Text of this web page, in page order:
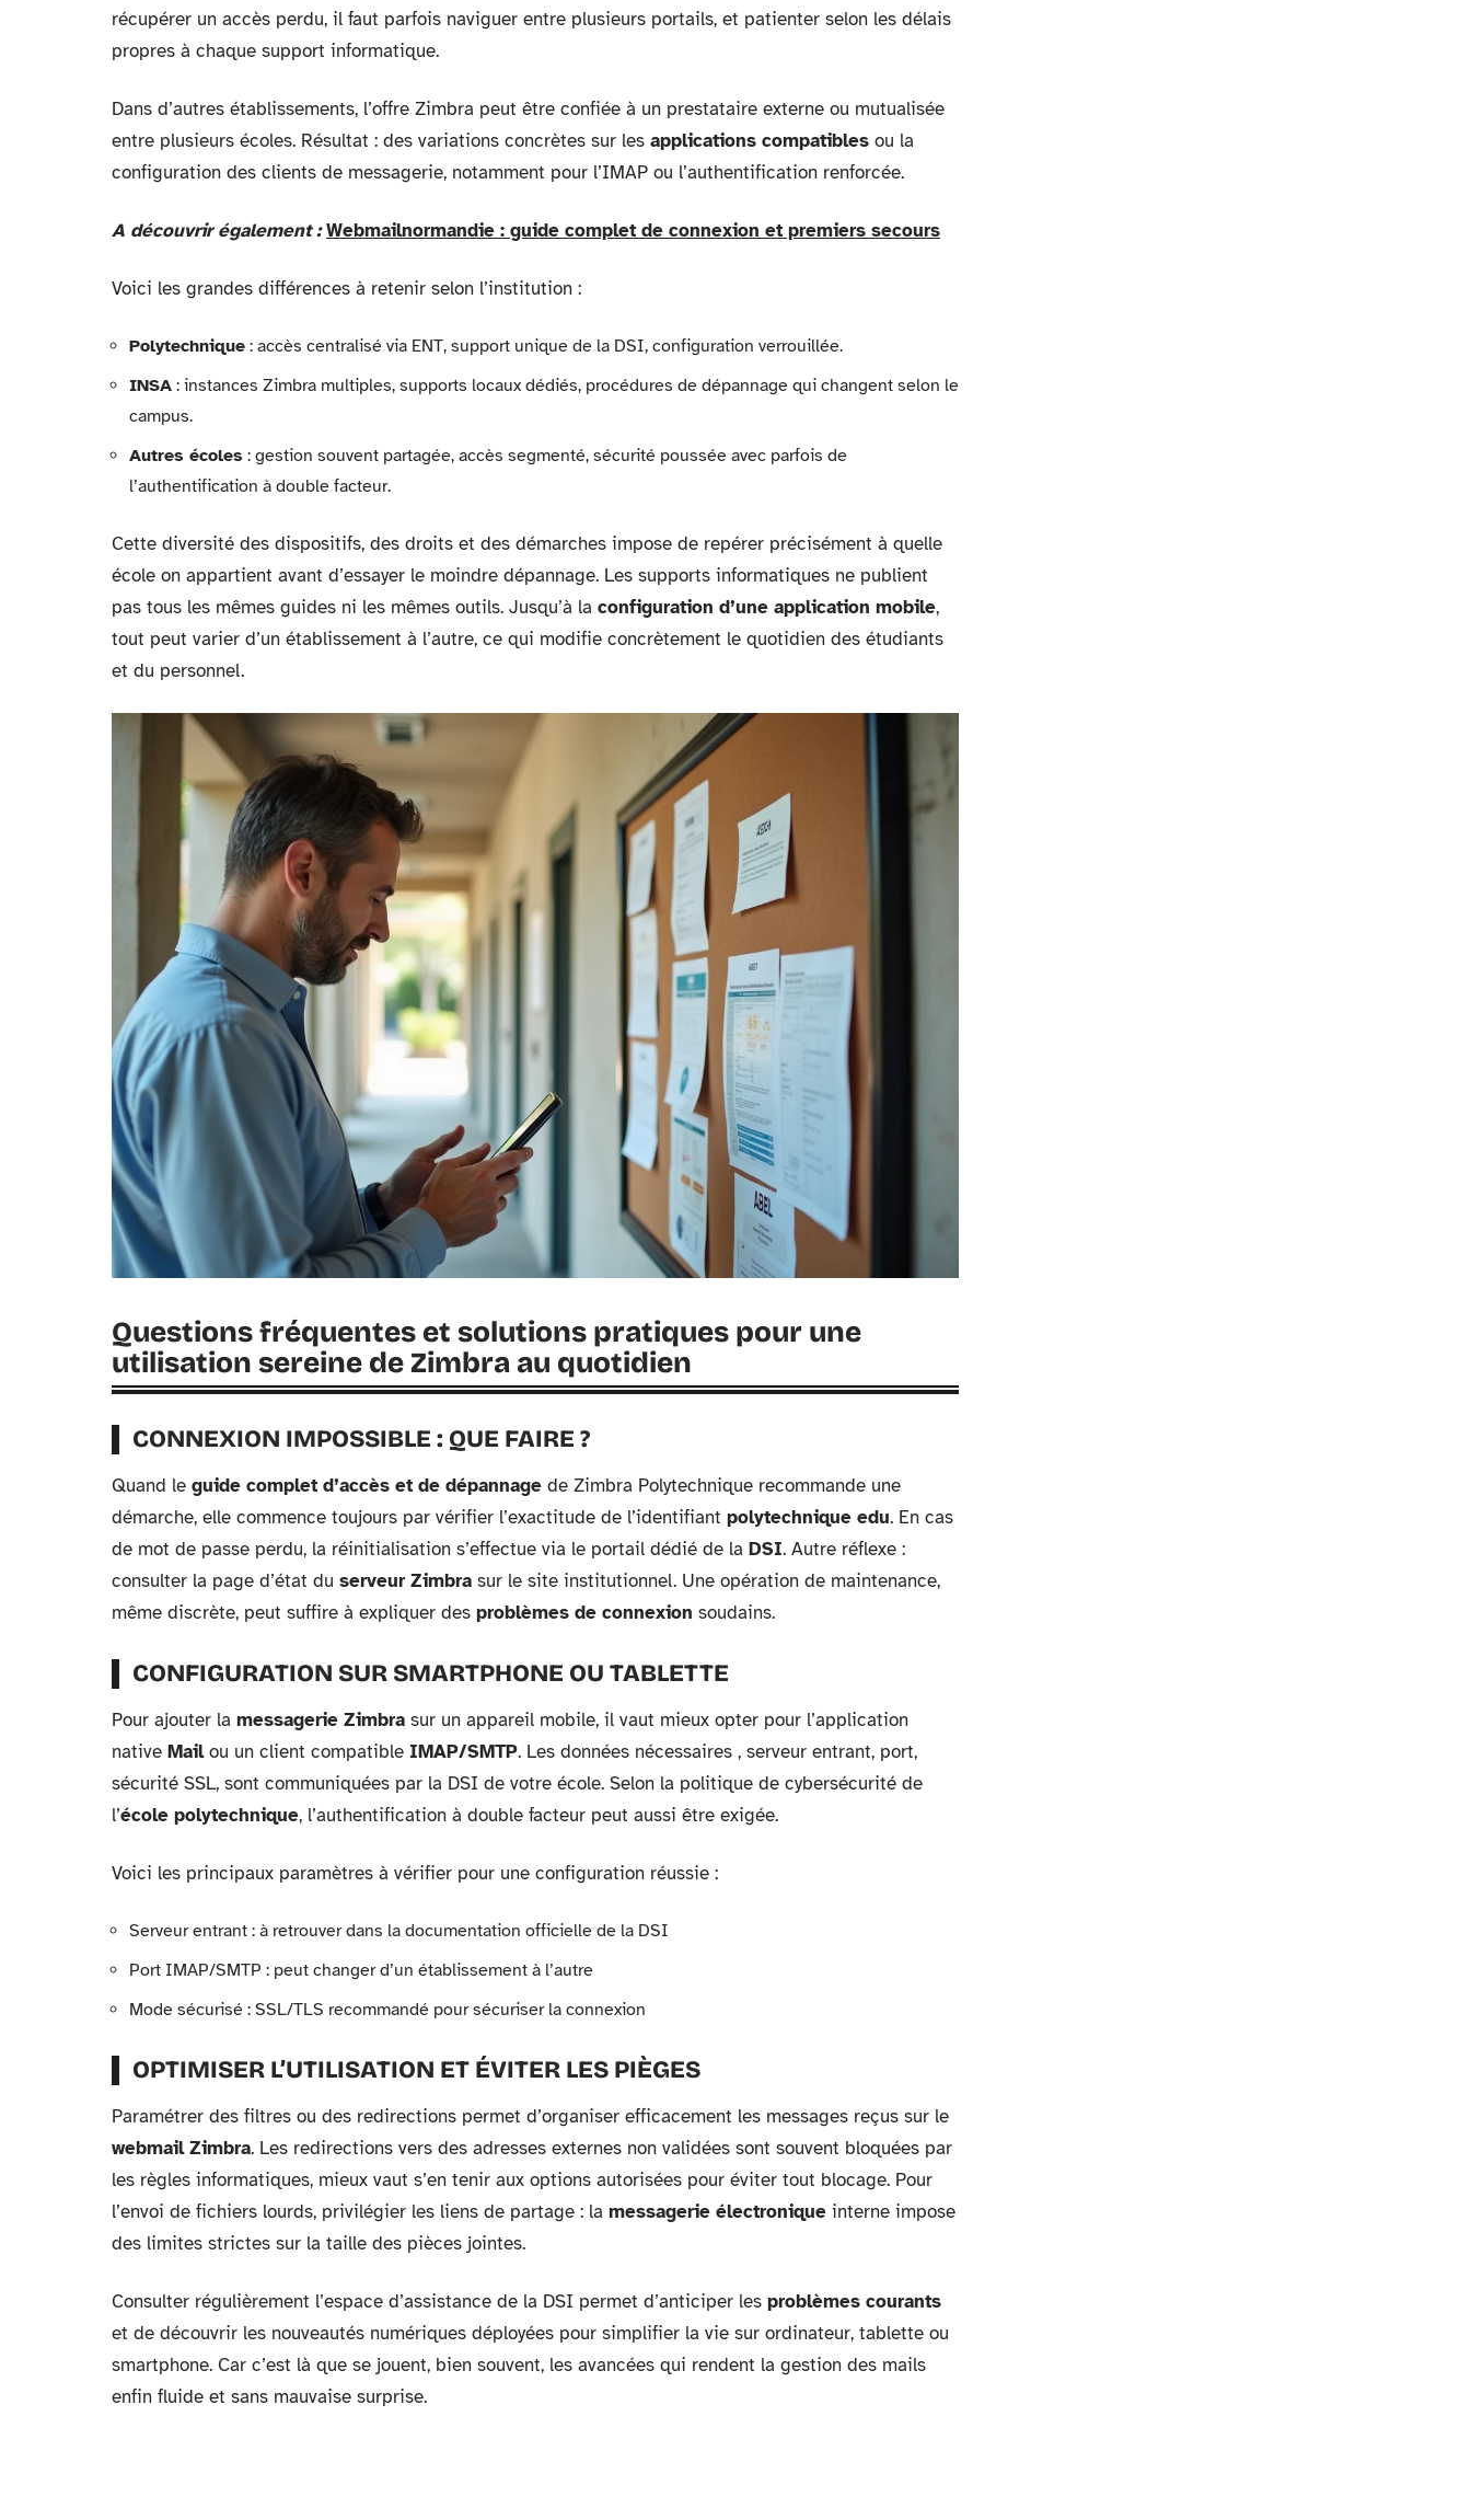
récupérer un accès perdu, il faut parfois naviguer entre plusieurs portails, et patienter selon les délais
propres à chaque support informatique.
Dans d’autres établissements, l’offre Zimbra peut être confiée à un prestataire externe ou mutualisée
entre plusieurs écoles. Résultat : des variations concrètes sur les applications compatibles ou la
configuration des clients de messagerie, notamment pour l’IMAP ou l’authentification renforcée.
A découvrir également : Webmailnormandie : guide complet de connexion et premiers secours
Voici les grandes différences à retenir selon l’institution :
Polytechnique : accès centralisé via ENT, support unique de la DSI, configuration verrouillée.
INSA : instances Zimbra multiples, supports locaux dédiés, procédures de dépannage qui changent selon le
campus.
Autres écoles : gestion souvent partagée, accès segmenté, sécurité poussée avec parfois de
l’authentification à double facteur.
Cette diversité des dispositifs, des droits et des démarches impose de repérer précisément à quelle
école on appartient avant d’essayer le moindre dépannage. Les supports informatiques ne publient
pas tous les mêmes guides ni les mêmes outils. Jusqu’à la configuration d’une application mobile,
tout peut varier d’un établissement à l’autre, ce qui modifie concrètement le quotidien des étudiants
et du personnel.
Questions fréquentes et solutions pratiques pour une
utilisation sereine de Zimbra au quotidien
CONNEXION IMPOSSIBLE : QUE FAIRE ?
Quand le guide complet d’accès et de dépannage de Zimbra Polytechnique recommande une
démarche, elle commence toujours par vérifier l’exactitude de l’identifiant polytechnique edu. En cas
de mot de passe perdu, la réinitialisation s’effectue via le portail dédié de la DSI. Autre réflexe :
consulter la page d’état du serveur Zimbra sur le site institutionnel. Une opération de maintenance,
même discrète, peut suffire à expliquer des problèmes de connexion soudains.
CONFIGURATION SUR SMARTPHONE OU TABLETTE
Pour ajouter la messagerie Zimbra sur un appareil mobile, il vaut mieux opter pour l’application
native Mailou un client compatible IMAP/SMTP. Les données nécessaires , serveur entrant, port,
sécurité SSL, sont communiquées par la DSI de votre école. Selon la politique de cybersécurité de
l’école polytechnique, l’authentification à double facteur peut aussi être exigée.
Voici les principaux paramètres à vérifier pour une configuration réussie :
Serveur entrant : à retrouver dans la documentation officielle de la DSI
Port IMAP/SMTP : peut changer d’un établissement à l’autre
Mode sécurisé : SSL/TLS recommandé pour sécuriser la connexion
OPTIMISER L’UTILISATION ET ÉVITER LES PIÈGES
Paramétrer des filtres ou des redirections permet d’organiser efficacement les messages reçus sur le
webmail Zimbra. Les redirections vers des adresses externes non validées sont souvent bloquées par
les règles informatiques, mieux vaut s’en tenir aux options autorisées pour éviter tout blocage. Pour
l’envoi de fichiers lourds, privilégier les liens de partage : la messagerie électronique interne impose
des limites strictes sur la taille des pièces jointes.
Consulter régulièrement l’espace d’assistance de la DSI permet d’anticiper les problèmes courants
et de découvrir les nouveautés numériques déployées pour simplifier la vie sur ordinateur, tablette ou
smartphone. Car c’est là que se jouent, bien souvent, les avancées qui rendent la gestion des mails
enfin fluide et sans mauvaise surprise.